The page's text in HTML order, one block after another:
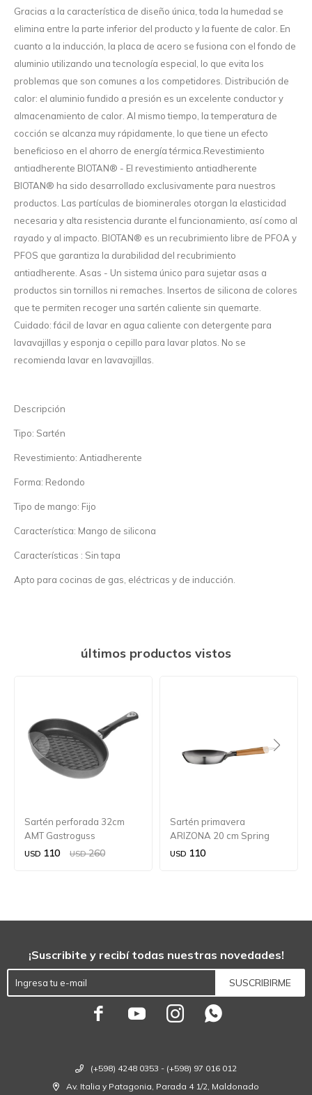
Gracias a la característica de diseño única, toda la humedad se
elimina entre la parte inferior del producto y la fuente de calor. En
cuanto a la inducción, la placa de acero se fusiona con el fondo de
aluminio utilizando una tecnología especial, lo que evita los
problemas que son comunes a los competidores. Distribución de
calor: el aluminio fundido a presión es un excelente conductor y
almacenamiento de calor. Al mismo tiempo, la temperatura de
cocción se alcanza muy rápidamente, lo que tiene un efecto
beneficioso en el ahorro de energía térmica.Revestimiento
antiadherente BIOTAN® - El revestimiento antiadherente
BIOTAN® ha sido desarrollado exclusivamente para nuestros
productos. Las partículas de biominerales otorgan la elasticidad
necesaria y alta resistencia durante el funcionamiento, así como al
rayado y al impacto. BIOTAN® es un recubrimiento libre de PFOA y
PFOS que garantiza la durabilidad del recubrimiento
antiadherente. Asas - Un sistema único para sujetar asas a
productos sin tornillos ni remaches. Insertos de silicona de colores
que te permiten recoger una sartén caliente sin quemarte.
Cuidado: fácil de lavar en agua caliente con detergente para
lavavajillas y esponja o cepillo para lavar platos. No se
recomienda lavar en lavavajillas.
Descripción
Tipo: Sartén
Revestimiento: Antiadherente
Forma: Redondo
Tipo de mango: Fijo
Característica: Mango de silicona
Características : Sin tapa
Apto para cocinas de gas, eléctricas y de inducción.
últimos productos vistos
Sartén perforada 32cm
AMT Gastroguss
USD 110 USD 260
Sartén primavera
ARIZONA 20 cm Spring
USD 110
(+598) 4248 0353 - (+598) 97 016 012
Av. Italia y Patagonia, Parada 4 1/2, Maldonado
¡Suscribite y recibí todas nuestras novedades!
SUSCRIBIRME
   